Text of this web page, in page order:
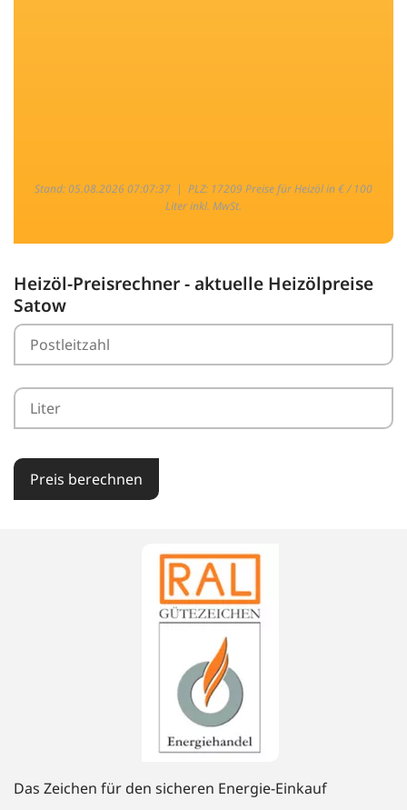
Stand: 05.08.2026 07:07:37 | PLZ: 17209 Preise für Heizöl in € / 100
Liter inkl. MwSt.
Heizöl-Preisrechner - aktuelle Heizölpreise
Satow
Preis berechnen
Das Zeichen für den sicheren Energie-Einkauf